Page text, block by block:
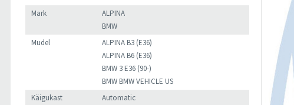
Mark
ALPINA
BMW
Mudel
ALPINA B3 (E36)
ALPINA B6 (E36)
BMW 3 E36 (90-)
BMW BMW VEHICLE US
Käigukast
Automatic